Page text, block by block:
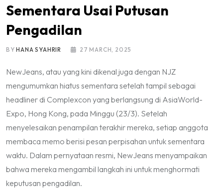
Sementara Usai Putusan
Pengadilan
BYHANA SYAHRIR 27 MARCH, 2025
NewJeans, atau yang kini dikenal juga dengan NJZ
mengumumkan hiatus sementara setelah tampil sebagai
headliner di Complexcon yang berlangsung di AsiaWorld-
Expo, Hong Kong, pada Minggu (23/3). Setelah
menyelesaikan penampilan terakhir mereka, setiap anggota
membaca memo berisi pesan perpisahan untuk sementara
waktu. Dalam pernyataan resmi, NewJeans menyampaikan
bahwa mereka mengambil langkah ini untuk menghormati
keputusan pengadilan.